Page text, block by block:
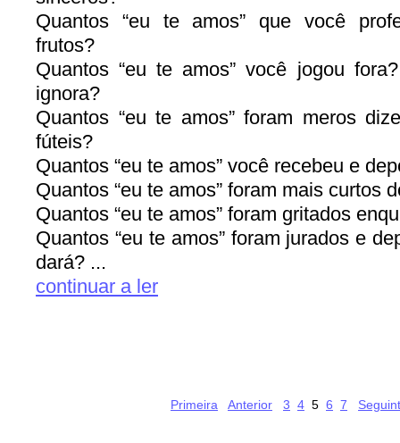
Quantos “eu te amos” que você
frutos?
Quantos “eu te amos” você jogou
ignora?
Quantos “eu te amos” foram meros
fúteis?
Quantos “eu te amos” você recebeu e
Quantos “eu te amos” foram mais curtos
Quantos “eu te amos” foram gritados
Quantos “eu te amos” foram jurados e
dará? ...
continuar a ler
Primeira Anterior 3 4 5 6 7